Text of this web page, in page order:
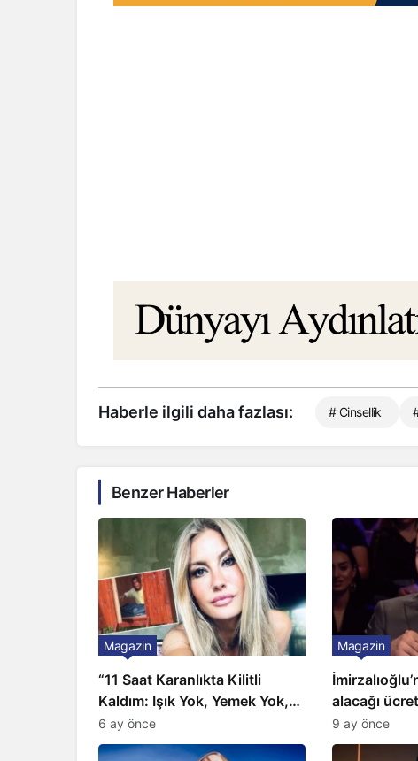
Haberle ilgili daha fazlası: # Cinsellik
Benzer Haberler
“11 Saat Karanlıkta Kilitli
Kaldım: Işık Yok, Yemek Yok,
Tuvalet Yok!” Çağla Şikel’den
Şok İtiraf
Magazin
6 ay önce
alacağı
Gözünü 2
Magazin
9 ay önce